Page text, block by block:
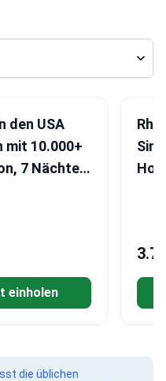
den USA
mit 10.000+
7 Nächte
einholen
die üblichen